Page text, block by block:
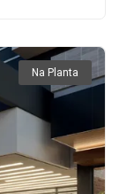
Na Planta